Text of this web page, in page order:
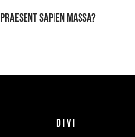
Praesent sapien massa?
Divi